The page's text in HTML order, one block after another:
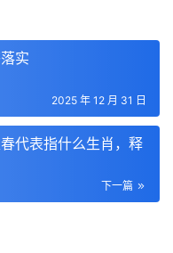
实
2025 年 12 月 31 日
代表指什么生肖，释
下一篇